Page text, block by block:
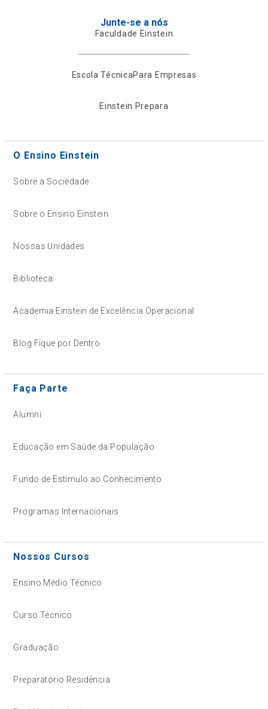
Junte-se a nós
Faculdade Einstein
Escola TécnicaPara Empresas
Einstein Prepara
O Ensino Einstein
Sobre a Sociedade
Sobre o Ensino Einstein
Nossas Unidades
Biblioteca
Academia Einstein de Excelência Operacional
Blog Fique por Dentro
Faça Parte
Alumni
Educação em Saúde da População
Fundo de Estímulo ao Conhecimento
Programas Internacionais
Nossos Cursos
Ensino Médio Técnico
Curso Técnico
Graduação
Preparatório Residência